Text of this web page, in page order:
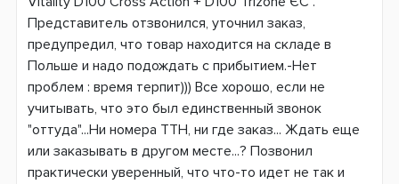
Представитель отзвонился, уточнил заказ,
предупредил, что товар находится на складе в
Польше и надо подождать с прибытием.-Нет
проблем : время терпит))) Все хорошо, если не
учитывать, что это был единственный звонок
"оттуда"...Ни номера ТТН, ни где заказ... Ждать еще
или заказывать в другом месте...? Позвонил
практически уверенный, что что-то идет не так и